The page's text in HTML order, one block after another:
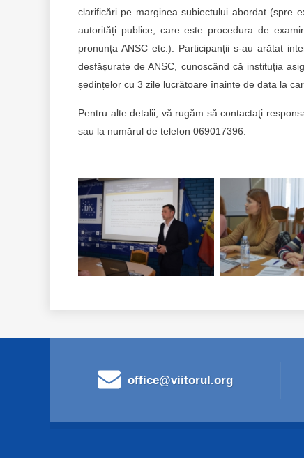
clarificări pe marginea subiectului abordat (spre
autorități publice; care este procedura de
pronunța ANSC etc.). Participanții s-au arătat
desfășurate de ANSC, cunoscând că instituția
ședințelor cu 3 zile lucrătoare înainte de data la
Pentru alte detalii, vă rugăm să contactaţi
sau la numărul de telefon 069017396.
office@viitorul.org